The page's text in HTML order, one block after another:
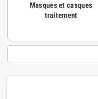
Masques et casques
traitement